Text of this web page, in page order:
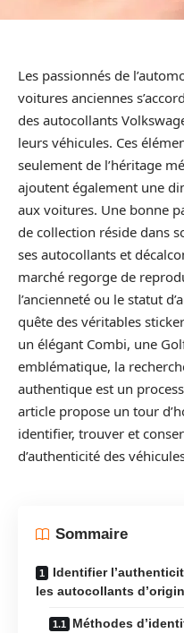
Les passionnés de
voitures anciennes
des autocollants
leurs véhicules. Ces
seulement de l’héritage
ajoutent également une
aux voitures. Une bonne
de collection réside dans
ses autocollants et
marché regorge de
l’ancienneté ou le statut
quête des véritables
un élégant Combi, une
emblématique, la
authentique est un
article propose un tour
identifier, trouver et
d’authenticité des
Sommaire
Identifier
les autocollants
Méthodes